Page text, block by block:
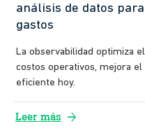
análisis de datos
gastos
La observabilidad optimiza
costos operativos, mejora el
eficiente hoy.
Leer más arrow_forward